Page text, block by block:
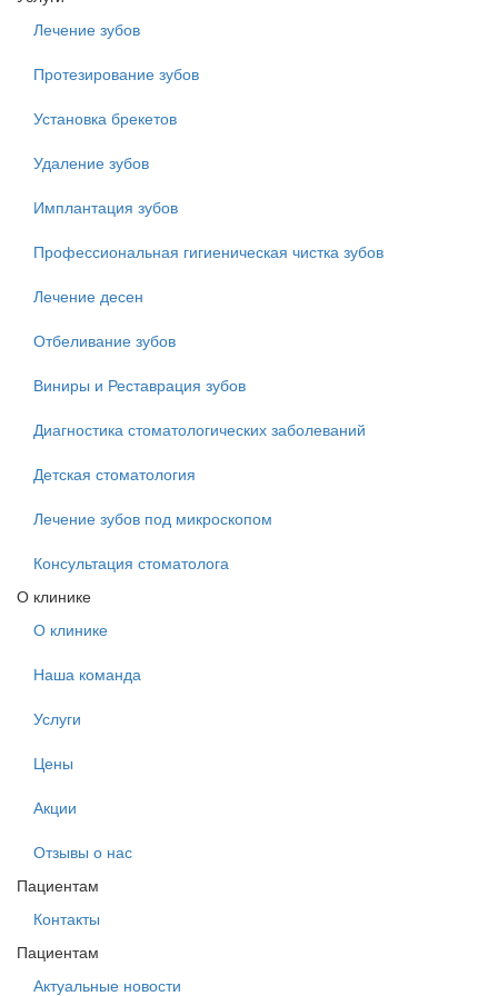
Лечение зубов
Протезирование зубов
Установка брекетов
Удаление зубов
Имплантация зубов
Профессиональная гигиеническая чистка зубов
Лечение десен
Отбеливание зубов
Виниры и Реставрация зубов
Диагностика стоматологических заболеваний
Детская стоматология
Лечение зубов под микроскопом
Консультация стоматолога
О клинике
О клинике
Наша команда
Услуги
Цены
Акции
Отзывы о нас
Пациентам
Контакты
Пациентам
Актуальные новости